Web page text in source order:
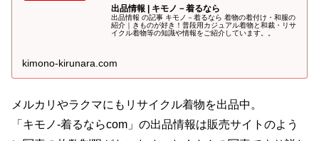
出品情報 | キモノ－着るなら
出品情報 の記事 キモノ－着るなら 着物の着付け・和服の
紹介｜きものが好き！普段用カジュアル着物と和裁・リサ
イクル着物等の知識や情報をご紹介しています。。
kimono-kirunara.com
メルカリやラクマにもリサイクル着物を出品中。
「キモノ-着るならcom」の出品情報は販売サイトのよう